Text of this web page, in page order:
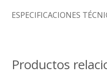
ESPECIFICACIONES
Productos